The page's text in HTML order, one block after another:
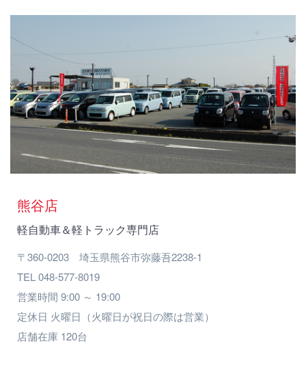
熊谷店
軽自動車＆軽トラック専門店
〒360-0203 埼玉県熊谷市弥藤吾2238-1
TEL 048-577-8019
営業時間 9:00 ～ 19:00
定休日 火曜日（火曜日が祝日の際は営業）
店舗在庫 120台